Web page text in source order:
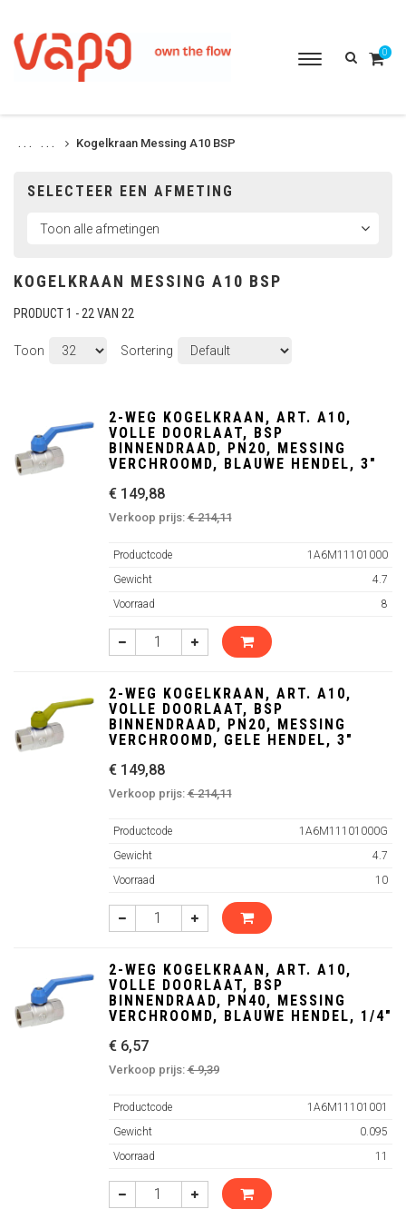
Toggle
0
. . . . . . Kogelkraan Messing A10 BSP
SELECTEER EEN AFMETING
KOGELKRAAN MESSING A10 BSP
PRODUCT 1 - 22 VAN 22
Toon Sortering
2-WEG KOGELKRAAN, ART. A10,
VOLLE DOORLAAT, BSP
BINNENDRAAD, PN20, MESSING
VERCHROOMD, BLAUWE HENDEL, 3"
€ 149,88
Verkoop prijs:€ 214,11
Productcode
1A6M11101000
Gewicht
4.7
Voorraad
8
2-WEG KOGELKRAAN, ART. A10,
VOLLE DOORLAAT, BSP
BINNENDRAAD, PN20, MESSING
VERCHROOMD, GELE HENDEL, 3"
€ 149,88
Verkoop prijs:€ 214,11
Productcode
1A6M11101000G
Gewicht
4.7
Voorraad
10
2-WEG KOGELKRAAN, ART. A10,
VOLLE DOORLAAT, BSP
BINNENDRAAD, PN40, MESSING
VERCHROOMD, BLAUWE HENDEL, 1/4"
€ 6,57
Verkoop prijs:€ 9,39
Productcode
1A6M11101001
Gewicht
0.095
Voorraad
11